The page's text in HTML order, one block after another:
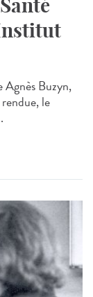
Agnès Buzyn,
le